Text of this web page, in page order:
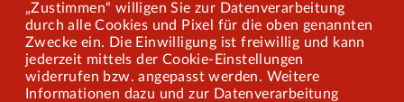
„Zustimmen“ willigen Sie zur Datenverarbeitung
durch alle Cookies und Pixel für die oben genannten
Zwecke ein. Die Einwilligung ist freiwillig und kann
jederzeit mittels der Cookie-Einstellungen
widerrufen bzw. angepasst werden. Weitere
Informationen dazu und zur Datenverarbeitung
Mitarbeiterportal
Barrierefreiheit